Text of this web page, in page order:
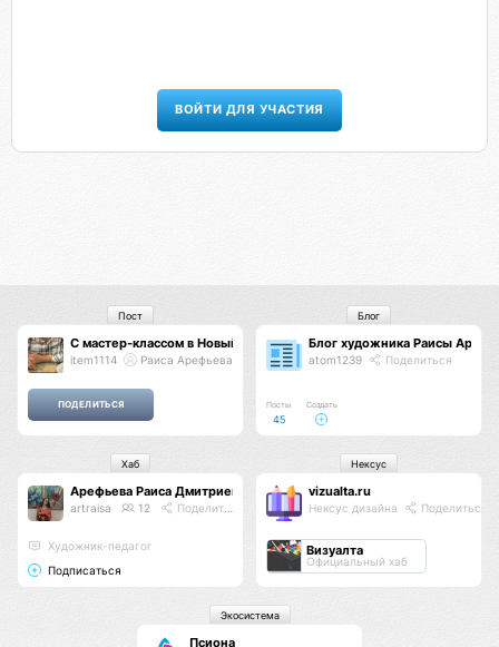
ВОЙТИ ДЛЯ УЧАСТИЯ
С мастер-классом в Новый 2025 год!
item1114 Раиса Арефьева
Пост
Блог художника Раисы
atom1239 Поделиться
Посты
45
Создать
Блог
Арефьева Раиса Дмитриевна
artraisa 12 Поделиться
Художник-педагог
Подписаться
Хаб
vizualta.ru
Нексус дизайна Поделиться
Визуалта
Официальный хаб
Нексус
Псиона
Экосистема